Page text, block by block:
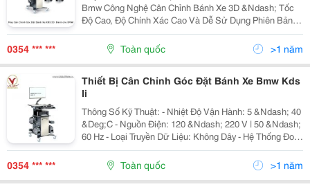
Bmw Công Nghệ Cân Chỉnh Bánh Xe 3D &Ndash; Tốc
Độ Cao, Độ Chính Xác Cao Và Dễ Sử Dụng Phiên Bản
Dùng Cáp, Bao Gồm: Tủ Điều Khiển Máy Tính Hiệu Suất
Cao (Highperformance Pc) Màn Hình 27&Rdquo; Và...
0354 *** *** Toàn quốc >1 năm
Thiết Bị Cân Chỉnh Góc Đặt Bánh Xe Bmw Kds
Ii
Thông Số Kỹ Thuật: - Nhiệt Độ Vận Hành: 5 &Ndash; 40
&Deg;C - Nguồn Điện: 120 &Ndash; 220 V | 50 &Ndash;
60 Hz - Loại Truyền Dữ Liệu: Không Dây - Hệ Thống Đo:
Ccd - Công Suất: 0,5 Kw - Tần Số Hoạt Động: 433 Mhz -
Nhiệt Độ Lưu Trữ: -20...
0354 *** *** Toàn quốc >1 năm